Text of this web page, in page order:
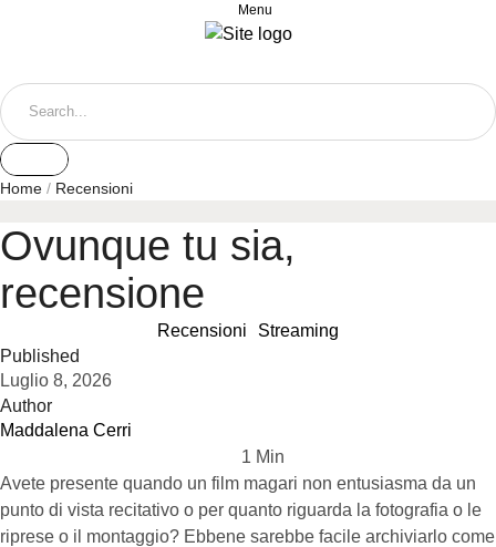
Menu
Home / Recensioni
Ovunque tu sia,
recensione
Recensioni
Streaming
Published
Luglio 8, 2026
Author
Maddalena Cerri
1 Min
Avete presente quando un film magari non entusiasma da un
punto di vista recitativo o per quanto riguarda la fotografia o le
riprese o il montaggio? Ebbene sarebbe facile archiviarlo come